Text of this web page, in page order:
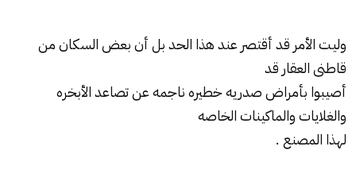
وليت الأمر قد أقتصر عند هذا الحد بل أن بعض السكان من
قاطنى العقار قد
أصيبوا بأمراض صدريه خطيره ناجمه عن تصاعد الأبخره
والغلايات والماكينات الخاصه
لهذا المصنع .